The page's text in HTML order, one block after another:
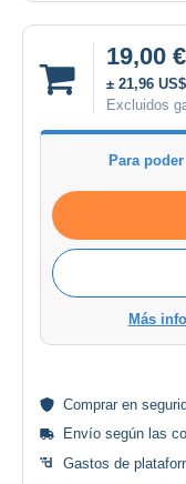
19,00 €
± 21,96 US$
Excluidos
Para
Más
Comprar en
Envío según las
Gastos de